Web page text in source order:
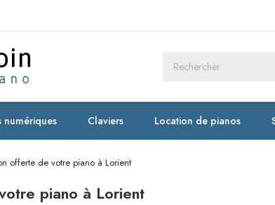
numériques Claviers Location de pianos
offerte de votre piano à Lorient
piano à Lorient